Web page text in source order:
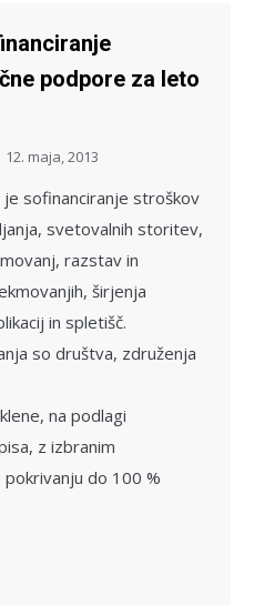
podpore za leto
12. maja, 2013
sofinanciranje stroškov
svetovalnih storitev,
razstav in
širjenja
in spletišč.
so društva, združenja
na podlagi
z izbranim
do 100 %